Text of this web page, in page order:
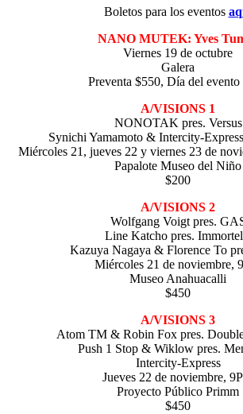
Boletos para los eventos
NANO MUTEK: Yves
Viernes 19 de octubre
Galera
Preventa $550, Día del evento
A/VISIONS 1
NONOTAK pres. Versus
Synichi Yamamoto & Intercity-
Miércoles 21, jueves 22 y viernes 23 de
Papalote Museo del Niño
$200
A/VISIONS 2
Wolfgang Voigt pres.
Line Katcho pres.
Kazuya Nagaya & Florence To
Miércoles 21 de noviembre,
Museo Anahuacalli
$450
A/VISIONS 3
Atom TM & Robin Fox pres.
Push 1 Stop & Wiklow pres.
Intercity-Express
Jueves 22 de noviembre,
Proyecto Público Primm
$450